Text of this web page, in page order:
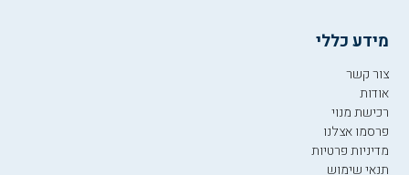
מידע כללי
צור קשר
אודות
רכישת מנוי
פרסמו אצלנו
מדיניות פרטיות
תנאי שימוש